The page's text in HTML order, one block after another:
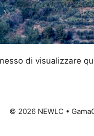
di visualizzare
© 2026NEWLC •